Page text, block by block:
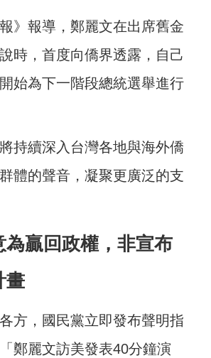
》報導，鄭麗文在出席舊金
時，首度向僑界透露，自己
始為下一階段總統選舉進行
持續深入台灣各地與海外僑
體的聲音，凝聚更廣泛的支
為贏回政權，非宣布
畫
方，國民黨立即發布聲明指
鄭麗文訪美發表40分鐘演